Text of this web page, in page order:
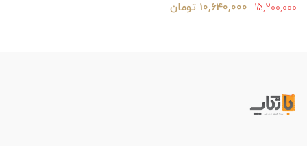
15,200,000 10,640,000 تومان